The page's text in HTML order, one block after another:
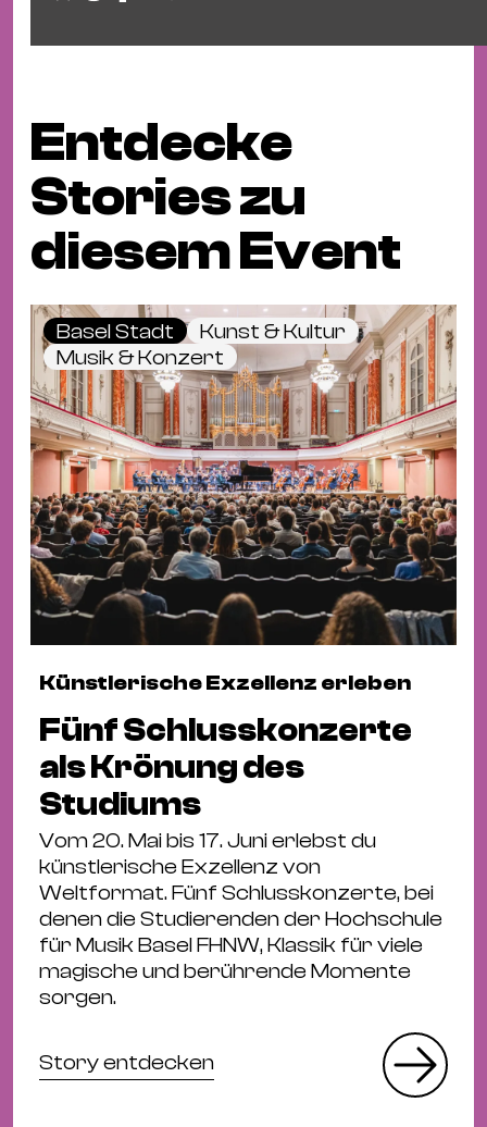
Entdecke
Stories zu
diesem Event
Basel Stadt
Kunst & Kultur
Musik & Konzert
Künstlerische Exzellenz erleben
Fünf Schlusskonzerte
als Krönung des
Studiums
Vom 20. Mai bis 17. Juni erlebst du
künstlerische Exzellenz von
Weltformat. Fünf Schlusskonzerte, bei
denen die Studierenden der Hochschule
für Musik Basel FHNW, Klassik für viele
magische und berührende Momente
sorgen.
Story entdecken